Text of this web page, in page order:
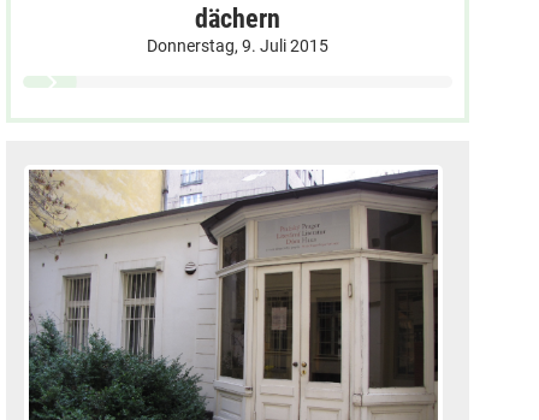
dächern
Donnerstag, 9. Juli 2015